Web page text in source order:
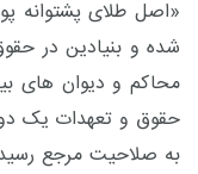
«اصل طلای پشتوانه
شده و بنیادین در
محاکم و دیوان های
حقوق و تعهدات یک
به صلاحیت مرجع